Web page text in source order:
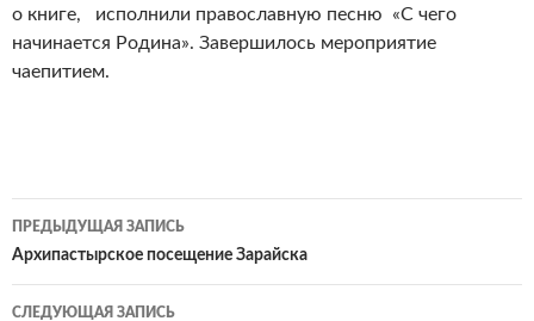
о книге, исполнили православную песню «С чего
начинается Родина». Завершилось мероприятие
чаепитием.
Навигация
по
записям
ПРЕДЫДУЩАЯ ЗАПИСЬ
Архипастырское посещение Зарайска
СЛЕДУЮЩАЯ ЗАПИСЬ